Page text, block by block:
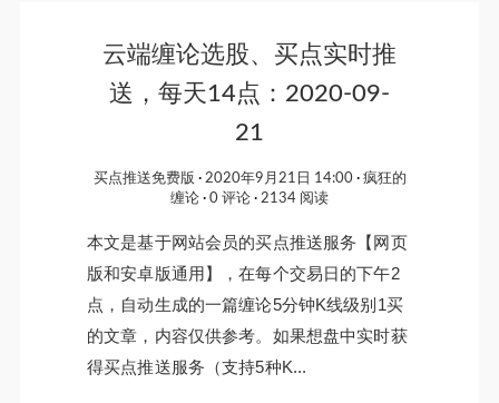
云端缠论选股、买点实时推
送，每天14点：2020-09-
21
买点推送免费版 2020年9月21日 14:00
疯狂的
缠论
0 评论 2134 阅读
本文是基于网站会员的买点推送服务【网页
版和安卓版通用】，在每个交易日的下午2
点，自动生成的一篇缠论5分钟K线级别1买
的文章，内容仅供参考。如果想盘中实时获
得买点推送服务（支持5种K...